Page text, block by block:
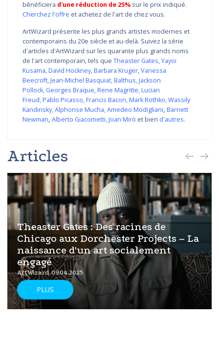
bénéficiera d'une réduction de 25% sur le prix indiqué.
Cherchez l'offre et achetez de l'art de chez vous.
ArtWizard présente les plus grands artistes modernes et
contemporains du 20e siècle et au-delà. Suivez la série
d'articles d'ArtWizard sur les quarante plus grands noms
de l'art contemporain, tels que Theaster Gates,Yayoi
Kusama,David Hockney,Barbara Kruger,Vanessa
Beecroft,Jean-Michel Basquiat,Balthus,Jackson
Pollock, Georges Braque,Rene Magritte,Lucian
Freud,Pablo Picasso,Francis Bacon,Mark Rothko,Wassily
Kandinsky,Alphonse Mucha,Amedeo Modigliani, Barnett
Newman, Alberto Giacometti,Joan Miró et bien d'autres.
Articles
Theaster Gates : Des racines de
Chicago aux Dorchester Projects – La
naissance d'un art socialement
engagé
ArtWizard 09.04.2025
PLUS